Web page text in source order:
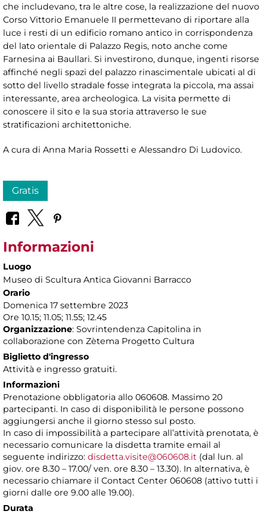
che includevano, tra le altre cose, la realizzazione del nuovo
Corso Vittorio Emanuele II permettevano di riportare alla
luce i resti di un edificio romano antico in corrispondenza
del lato orientale di Palazzo Regis, noto anche come
Farnesina ai Baullari. Si investirono, dunque, ingenti risorse
affinché negli spazi del palazzo rinascimentale ubicati al di
sotto del livello stradale fosse integrata la piccola, ma assai
interessante, area archeologica. La visita permette di
conoscere il sito e la sua storia attraverso le sue
stratificazioni architettoniche.
A cura di Anna Maria Rossetti e Alessandro Di Ludovico.
Gratis
Informazioni
Luogo
Museo di Scultura Antica Giovanni Barracco
Orario
Domenica 17 settembre 2023
Ore 10.15; 11.05; 11.55; 12.45
Organizzazione: Sovrintendenza Capitolina in
collaborazione con Zètema Progetto Cultura
Biglietto d'ingresso
Attività e ingresso gratuiti.
Informazioni
Prenotazione obbligatoria allo 060608. Massimo 20
partecipanti. In caso di disponibilità le persone possono
aggiungersi anche il giorno stesso sul posto.
In caso di impossibilità a partecipare all’attività prenotata, è
necessario comunicare la disdetta tramite email al
seguente indirizzo: disdetta.visite@060608.it (dal lun. al
giov. ore 8.30 – 17.00/ ven. ore 8.30 – 13.30). In alternativa, è
necessario chiamare il Contact Center 060608 (attivo tutti i
giorni dalle ore 9.00 alle 19.00).
Durata